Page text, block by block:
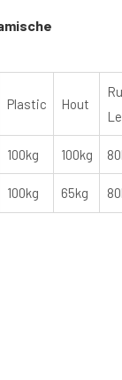
Plastic Hout
100kg 100kg
100kg 65kg